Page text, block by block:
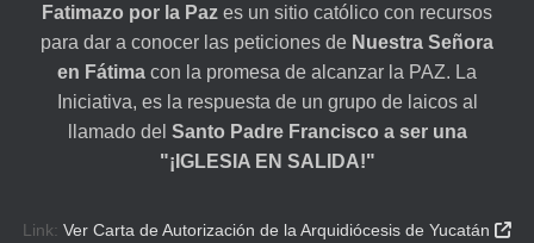
Fatimazo por la Paz es un sitio católico con recursos
para dar a conocer las peticiones de Nuestra Señora
en Fátima con la promesa de alcanzar la PAZ. La
Iniciativa, es la respuesta de un grupo de laicos al
llamado del Santo Padre Francisco a ser una
"¡IGLESIA EN SALIDA!"
Link: Ver Carta de Autorización de la Arquidiócesis de Yucatán 